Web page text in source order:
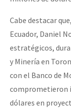
Cabe destacar
Ecuador, Daniel
estratégicos,
y Minería en
con el Banco de
comprometieron
dólares en